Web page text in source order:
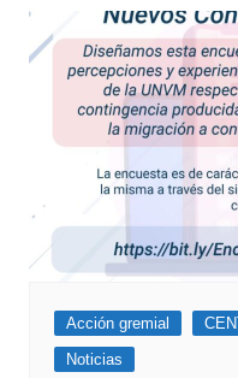
Acción gremial
Noticias